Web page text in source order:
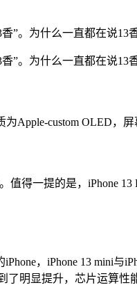
”。为什么一直都在说
”。为什么一直都在说
Apple-custom OLED，
。值得一提的是，
，iPhone 13 mini
明显提升，芯片运算性